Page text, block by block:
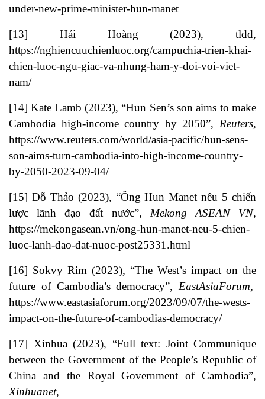
under-new-prime-minister-hun-manet
[13] Hải Hoàng (2023), tldd,
https://nghiencuuchienluoc.org/campuchia-trien-khai-
chien-luoc-ngu-giac-va-nhung-ham-y-doi-voi-viet-
nam/
[14] Kate Lamb (2023), “Hun Sen’s son aims to make
Cambodia high-income country by 2050”, Reuters,
https://www.reuters.com/world/asia-pacific/hun-sens-
son-aims-turn-cambodia-into-high-income-country-
by-2050-2023-09-04/
[15] Đỗ Thảo (2023), “Ông Hun Manet nêu 5 chiến
lược lãnh đạo đất nước”, Mekong ASEAN VN,
https://mekongasean.vn/ong-hun-manet-neu-5-chien-
luoc-lanh-dao-dat-nuoc-post25331.html
[16] Sokvy Rim (2023), “The West’s impact on the
future of Cambodia’s democracy”, EastAsiaForum,
https://www.eastasiaforum.org/2023/09/07/the-wests-
impact-on-the-future-of-cambodias-democracy/
[17] Xinhua (2023), “Full text: Joint Communique
between the Government of the People’s Republic of
China and the Royal Government of Cambodia”,
Xinhuanet,